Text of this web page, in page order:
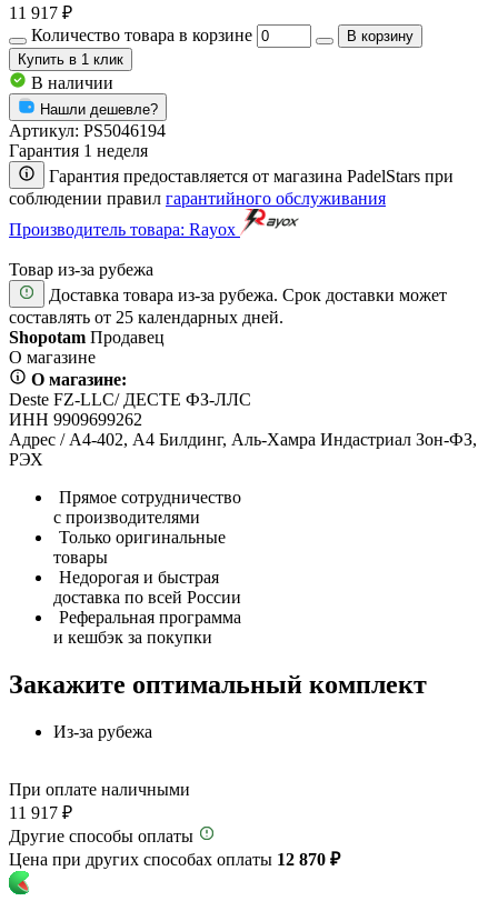
11 917 ₽
Количество товара в корзине
В корзину
Купить в 1 клик
В наличии
Нашли дешевле?
Артикул: PS5046194
Гарантия 1 неделя
Гарантия предоставляется от магазина PadelStars при
соблюдении правил гарантийного обслуживания
Производитель товара: Rayox
Товар из-за рубежа
Доставка товара из-за рубежа. Срок доставки может
составлять от 25 календарных дней.
Shopotam Продавец
О магазине
О магазине:
Deste FZ-LLC/ ДЕСТЕ ФЗ-ЛЛС
ИНН 9909699262
Адрес / А4-402, А4 Билдинг, Аль-Хамра Индастриал Зон-ФЗ,
РЭХ
Прямое сотрудничество
с производителями
Только оригинальные
товары
Недорогая и быстрая
доставка по всей России
Реферальная программа
и кешбэк за покупки
Закажите оптимальный комплект
Из-за рубежа
При оплате наличными
11 917 ₽
Другие способы оплаты
Цена при других способах оплаты 12 870 ₽